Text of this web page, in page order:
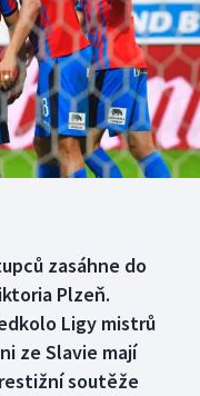
zasáhne do
Plzeň.
Ligy mistrů
ze Slavie mají
soutěže